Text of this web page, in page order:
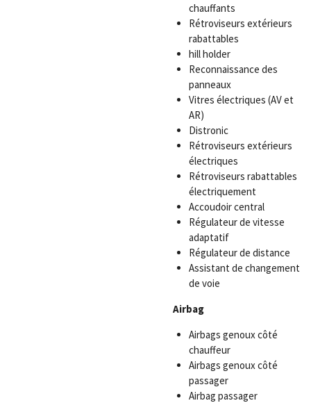
chauffants
Rétroviseurs extérieurs
rabattables
hill holder
Reconnaissance des
panneaux
Vitres électriques (AV et
AR)
Distronic
Rétroviseurs extérieurs
électriques
Rétroviseurs rabattables
électriquement
Accoudoir central
Régulateur de vitesse
adaptatif
Régulateur de distance
Assistant de changement
de voie
Airbag
Airbags genoux côté
chauffeur
Airbags genoux côté
passager
Airbag passager